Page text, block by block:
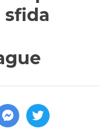
sfida